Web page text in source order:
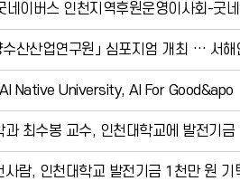
네이버스 인천지역후원운영이사회-굿
수산산업연구원」 심포지엄 개최 … 서
Native University, AI For Good&apo
과 최수봉 교수, 인천대학교에 발전기
사람, 인천대학교 발전기금 1천만 원 기